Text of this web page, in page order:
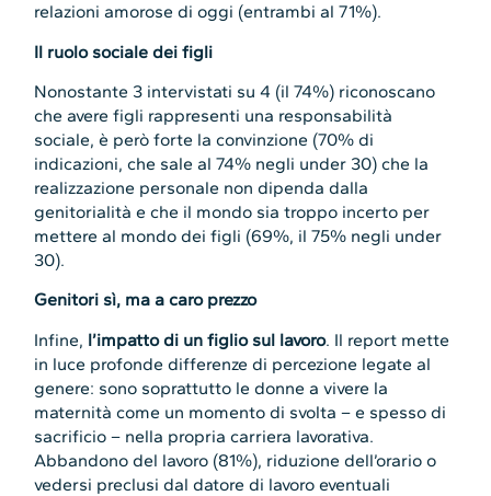
relazioni amorose di oggi (entrambi al 71%).
Il ruolo sociale dei figli
Nonostante 3 intervistati su 4 (il 74%) riconoscano
che avere figli rappresenti una responsabilità
sociale, è però forte la convinzione (70% di
indicazioni, che sale al 74% negli under 30) che la
realizzazione personale non dipenda dalla
genitorialità e che il mondo sia troppo incerto per
mettere al mondo dei figli (69%, il 75% negli under
30).
Genitori sì, ma a caro prezzo
Infine, l’impatto di un figlio sul lavoro. Il report mette
in luce profonde differenze di percezione legate al
genere: sono soprattutto le donne a vivere la
maternità come un momento di svolta – e spesso di
sacrificio – nella propria carriera lavorativa.
Abbandono del lavoro (81%), riduzione dell’orario o
vedersi preclusi dal datore di lavoro eventuali